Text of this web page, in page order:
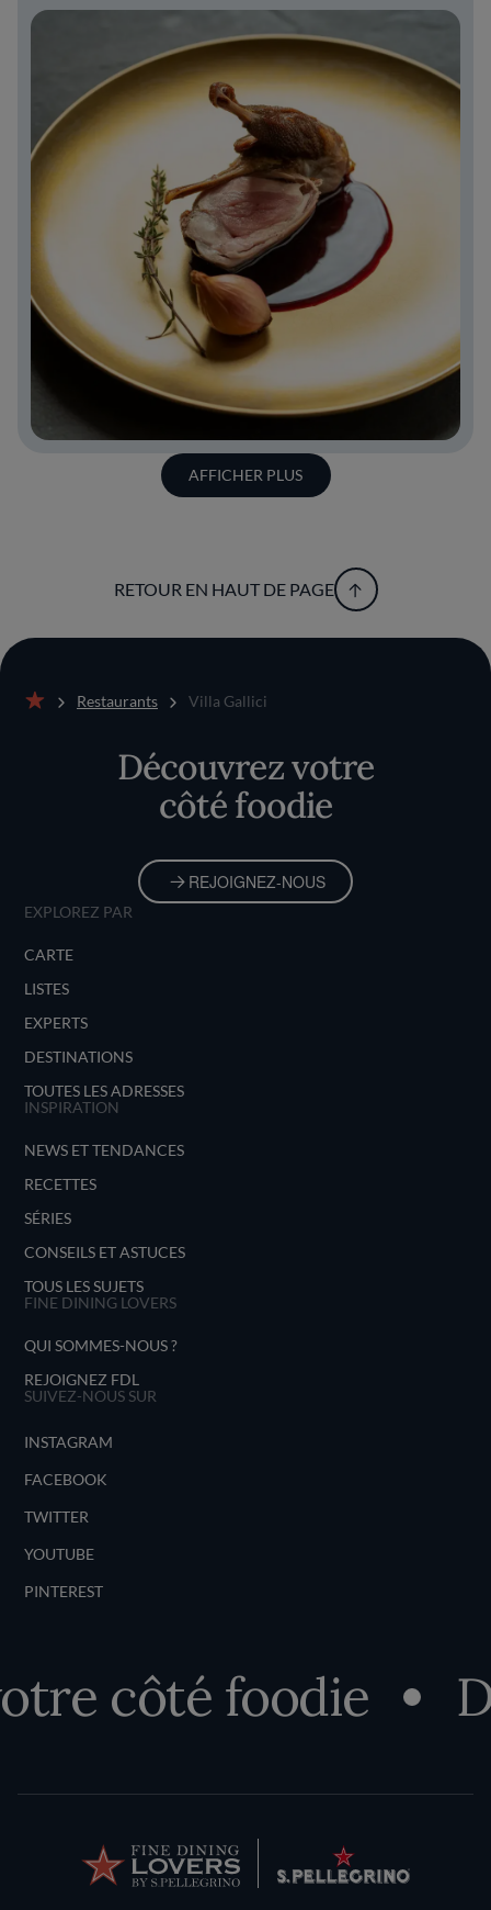
AFFICHER PLUS
RETOUR EN HAUT DE PAGE
Restaurants Villa Gallici
Découvrez votre
côté foodie
REJOIGNEZ-NOUS
EXPLOREZ PAR
CARTE
LISTES
EXPERTS
DESTINATIONS
TOUTES LES ADRESSES
INSPIRATION
NEWS ET TENDANCES
RECETTES
SÉRIES
CONSEILS ET ASTUCES
TOUS LES SUJETS
FINE DINING LOVERS
QUI SOMMES-NOUS ?
REJOIGNEZ FDL
SUIVEZ-NOUS SUR
INSTAGRAM
FACEBOOK
TWITTER
YOUTUBE
PINTEREST
côté foodie